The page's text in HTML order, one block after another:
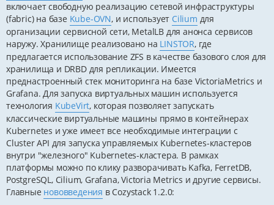
включает свободную реализацию сетевой инфраструктуры
(fabric) на базе Kube-OVN, и использует Cilium для
организации сервисной сети, MetalLB для анонса сервисов
наружу. Хранилище реализовано на LINSTOR, где
предлагается использование ZFS в качестве базового слоя для
хранилища и DRBD для репликации. Имеется
преднастроенный стек мониторинга на базе VictoriaMetrics и
Grafana. Для запуска виртуальных машин используется
технология KubeVirt, которая позволяет запускать
классические виртуальные машины прямо в контейнерах
Kubernetes и уже имеет все необходимые интеграции с
Cluster API для запуска управляемых Kubernetes-кластеров
внутри "железного" Kubernetes-кластера. В рамках
платформы можно по клику разворачивать Kafka, FerretDB,
PostgreSQL, Cilium, Grafana, Victoria Metrics и другие сервисы.
Главные нововведения в Cozystack 1.2.0: